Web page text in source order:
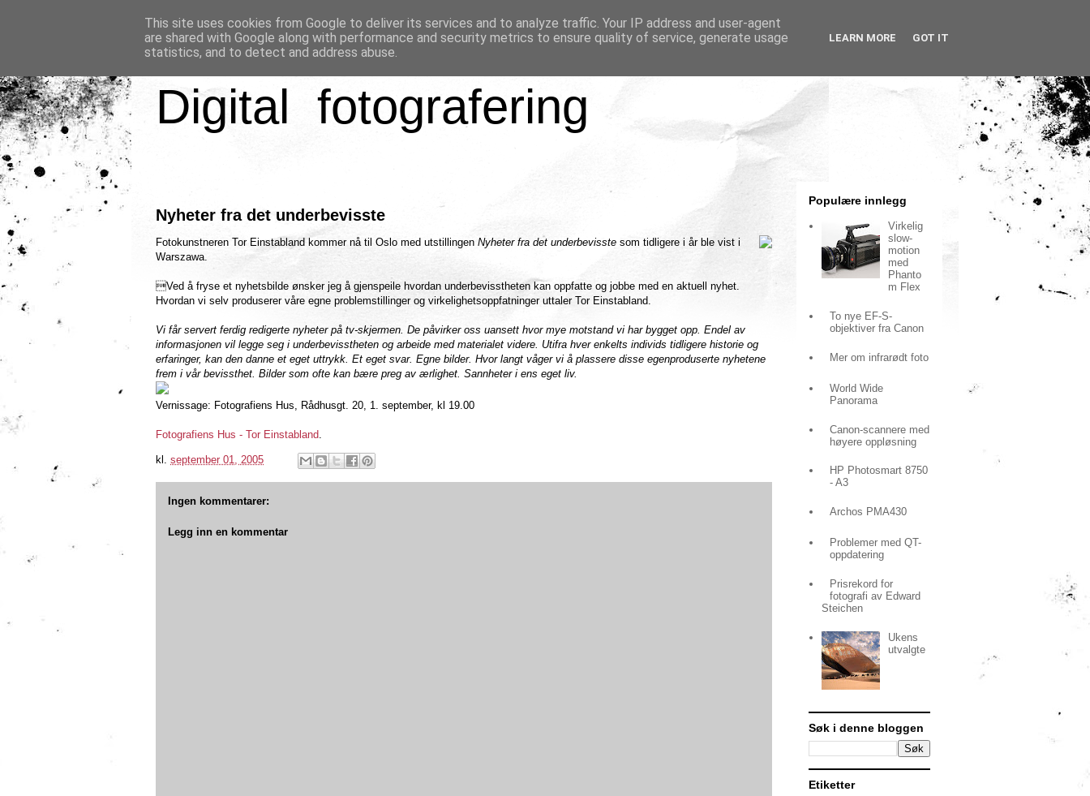
Digital fotografering
Nyheter fra det underbevisste
Fotokunstneren Tor Einstabland kommer nå til Oslo med utstillingen Nyheter fra det underbevisste som tidligere i år ble vist i
Warszawa.
Ved å fryse et nyhetsbilde ønsker jeg å gjenspeile hvordan underbevisstheten kan oppfatte og jobbe med en aktuell nyhet.
Hvordan vi selv produserer våre egne problemstillinger og virkelighetsoppfatninger uttaler Tor Einstabland.
Vi får servert ferdig redigerte nyheter på tv-skjermen. De påvirker oss uansett hvor mye motstand vi har bygget opp. Endel av
informasjonen vil legge seg i underbevisstheten og arbeide med materialet videre. Utifra hver enkelts individs tidligere historie og
erfaringer, kan den danne et eget uttrykk. Et eget svar. Egne bilder. Hvor langt våger vi å plassere disse egenproduserte nyhetene
frem i vår bevissthet. Bilder som ofte kan bære preg av ærlighet. Sannheter i ens eget liv.
Vernissage: Fotografiens Hus, Rådhusgt. 20, 1. september, kl 19.00
Fotografiens Hus - Tor Einstabland.
kl. september 01, 2005
Ingen kommentarer:
Legg inn en kommentar
Populære innlegg
Virkelig
slow-
motion
med
Phanto
m Flex
To nye EF-S-
objektiver fra Canon
Mer om infrarødt foto
World Wide
Panorama
Canon-scannere med
høyere oppløsning
HP Photosmart 8750
- A3
Archos PMA430
Problemer med QT-
oppdatering
Prisrekord for
fotografi av Edward
Steichen
Ukens
utvalgte
Søk i denne bloggen
Etiketter
This site uses cookies from Google to deliver its services and to analyze traffic. Your IP address and user-agent
are shared with Google along with performance and security metrics to ensure quality of service, generate usage
statistics, and to detect and address abuse.
LEARN MORE GOT IT